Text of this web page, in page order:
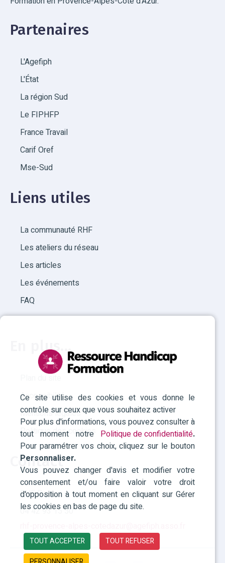
Ce site utilise des cookies et vous donne le
contrôle sur ceux que vous souhaitez activer
Pour plus d'informations, vous pouvez consulter à
tout moment notre Politique de confidentialité.
Pour paramétrer vos choix, cliquez sur le bouton
Personnaliser.
Vous pouvez changer d'avis et modifier votre
consentement et/ou faire valoir votre droit
d'opposition à tout moment en cliquant sur Gérer
les cookies en bas de page du site.
TOUT ACCEPTER
TOUT REFUSER
Partenaires
L'Agefiph
L'État
La région Sud
Le FIPHFP
France Travail
Carif Oref
Mse-Sud
Liens utiles
La communauté RHF
Les ateliers du réseau
Les articles
Les événements
FAQ
En plus...
Plan du site
Accessibilité
Mentions légales
Politique des cookies
Contact
RHF Paca
04 42 93 15 50